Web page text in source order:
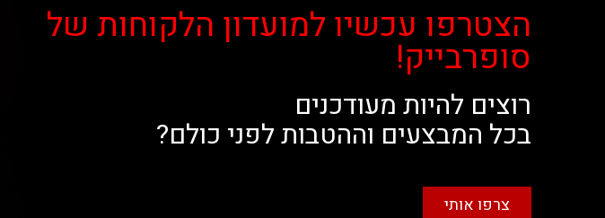
הצטרפו עכשיו למועדון הלקוחות של
סופרבייק!
רוצים להיות מעודכנים
בכל המבצעים וההטבות לפני כולם?
צרפו אותי